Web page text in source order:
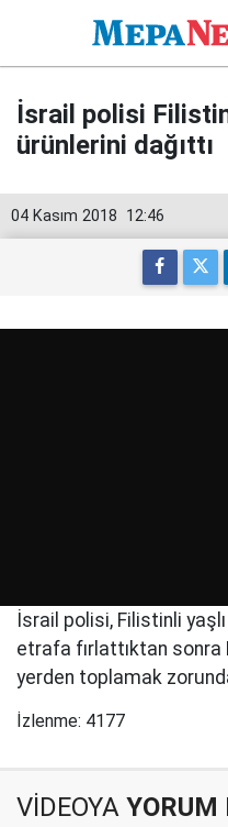
İsrail polisi
ürünlerini dağıttı
12:46
04 Kasım 2018
İsrail polisi, Filistinli
etrafa fırlattıktan sonra
yerden toplamak
İzlenme: 4177
VİDEOYA YORUM